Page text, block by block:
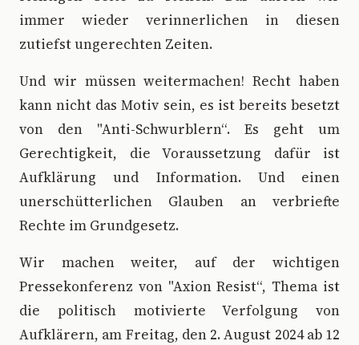
immer wieder verinnerlichen in diesen
zutiefst ungerechten Zeiten.
Und wir müssen weitermachen! Recht haben
kann nicht das Motiv sein, es ist bereits besetzt
von den "Anti-Schwurblern“. Es geht um
Gerechtigkeit, die Voraussetzung dafür ist
Aufklärung und Information. Und einen
unerschütterlichen Glauben an verbriefte
Rechte im Grundgesetz.
Wir machen weiter, auf der wichtigen
Pressekonferenz von "Axion Resist“, Thema ist
die politisch motivierte Verfolgung von
Aufklärern, am Freitag, den 2. August 2024 ab 12